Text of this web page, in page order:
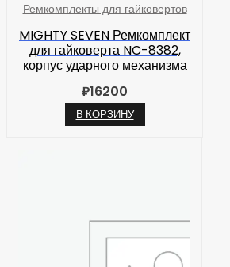
Ремкомплекты для гайковертов
MIGHTY SEVEN Ремкомплект
для гайковерта NC-8382,
корпус ударного механизма
₽16200
В КОРЗИНУ